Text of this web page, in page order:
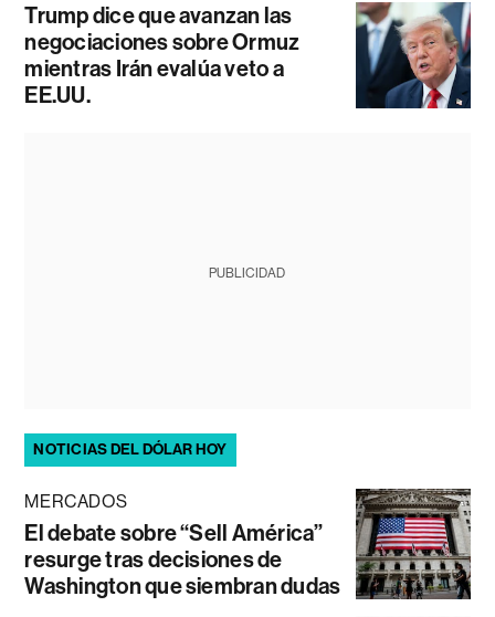
Trump dice que avanzan las
negociaciones sobre Ormuz
mientras Irán evalúa veto a
EE.UU.
PUBLICIDAD
NOTICIAS DEL DÓLAR HOY
MERCADOS
El debate sobre “Sell América”
resurge tras decisiones de
Washington que siembran dudas